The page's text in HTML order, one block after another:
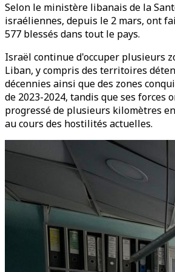
Selon le ministère libanais de la
israéliennes, depuis le 2 mars, ont
577 blessés dans tout le pays.
Israël continue d'occuper plusieurs
Liban, y compris des territoires
décennies ainsi que des zones
de 2023-2024, tandis que ses forces
progressé de plusieurs kilomètres
au cours des hostilités actuelles.